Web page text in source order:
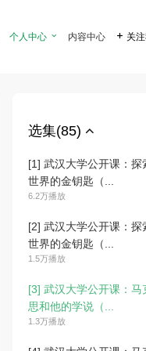
个人中心  内容中心  关
选集(85)
[1] 武汉大学公开课：探
世界的金钥匙（...
6.2万播放
[2] 武汉大学公开课：探
世界的金钥匙（...
1.5万播放
[3] 武汉大学公开课：马
思和他的学说（...
1.3万播放